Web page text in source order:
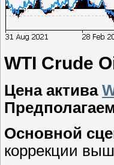
WTI Crude
Цена актива
Основной
коррекции